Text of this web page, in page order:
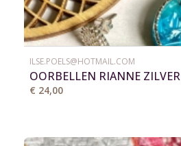
ILSE.POELS@HOTMAIL.COM
OORBELLEN RIANNE ZILVER
€ 24,00